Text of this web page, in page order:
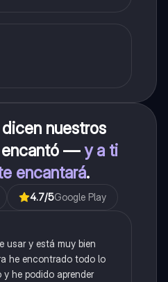
nuestros
encantó —y a ti
encantará.
4.7/5Google Play
usar y está muy bien
he encontrado todo lo
he podido aprender